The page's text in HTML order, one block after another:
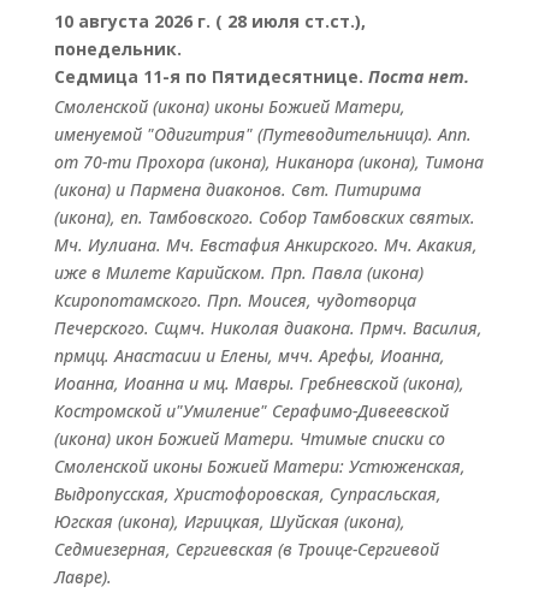
10 августа 2026 г. ( 28 июля ст.ст.),
понедельник.
Седмица 11-я по Пятидесятнице. Поста нет.
Смоленской(икона) иконы Божией Матери,
именуемой "Одигитрия" (Путеводительница). Апп.
от 70-ти Прохора(икона), Никанора(икона), Тимона
(икона) и Парменадиаконов. Свт. Питирима
(икона), еп. Тамбовского. СоборТамбовских святых.
Мч. Иулиана. Мч. Евстафия Анкирского. Мч.Акакия,
иже в Милете Карийском. Прп. Павла(икона)
Ксиропотамского. Прп. Моисея, чудотворца
Печерского. Сщмч. Николая диакона. Прмч. Василия,
прмцц.Анастасиии Елены, мчч.Арефы, Иоанна,
Иоанна, Иоаннаи мц. Мавры. Гребневской(икона),
Костромскойи"Умиление" Серафимо-Дивеевской
(икона) икон Божией Матери. Чтимые списки со
Смоленской иконы Божией Матери: Устюженская,
Выдропусская,Христофоровская, Супрасльская,
Югская (икона), Игрицкая, Шуйская (икона),
Седмиезерная, Сергиевская (в Троице-Сергиевой
Лавре).